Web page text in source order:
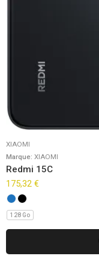
XIAOMI
Marque: XIAOMI
Redmi 15C
175,32 €
128 Go